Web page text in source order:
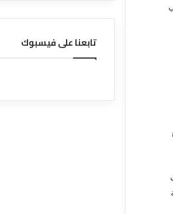
تابعنا على فيسبوك